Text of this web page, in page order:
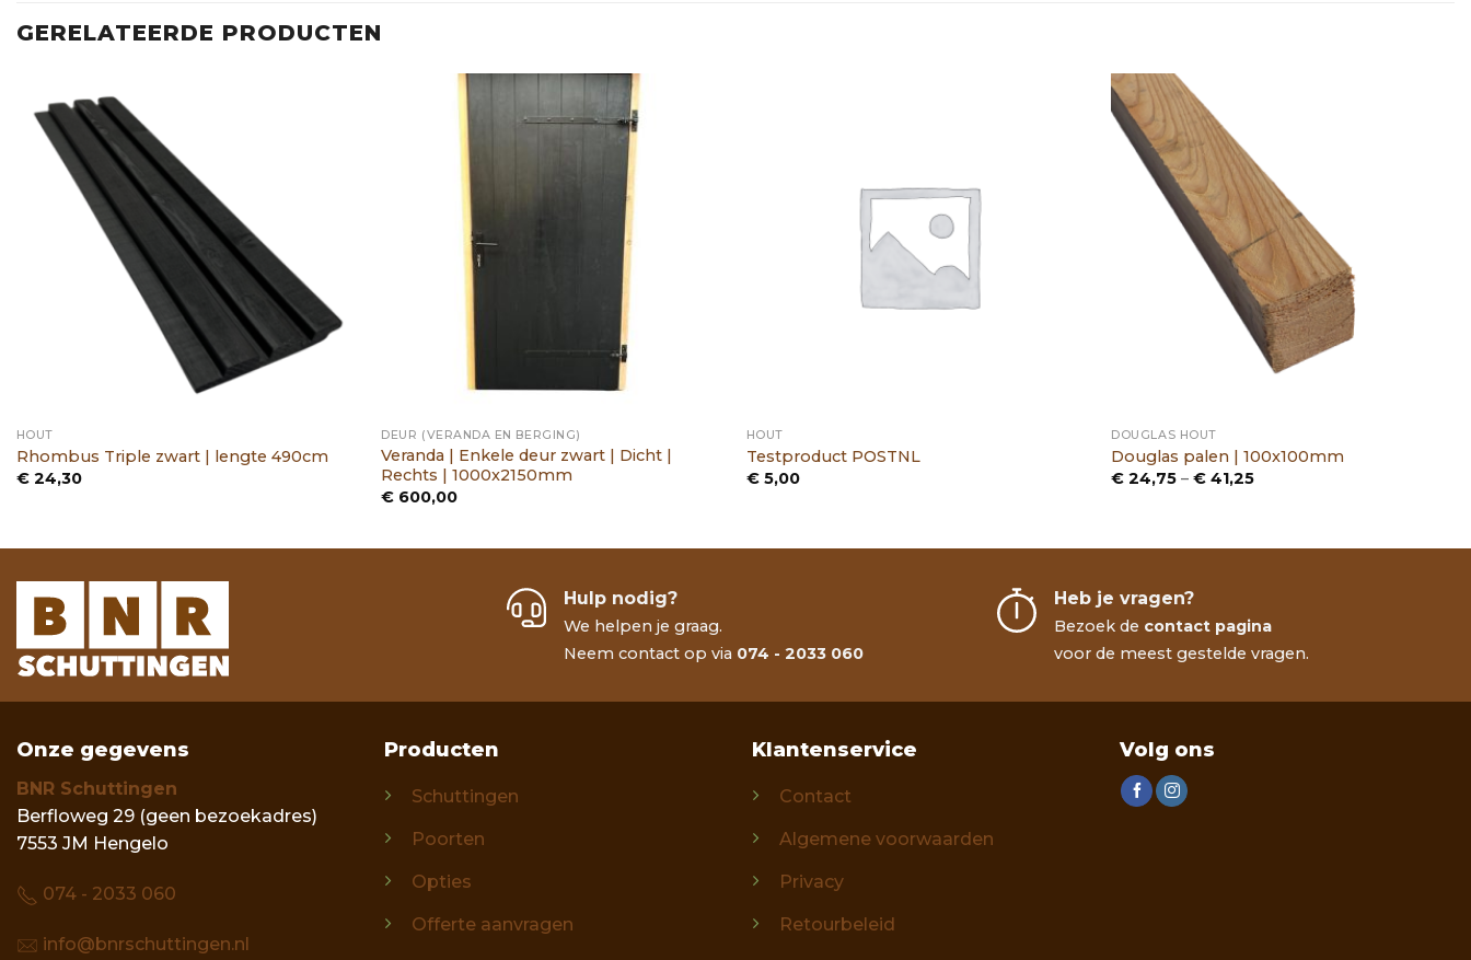
GERELATEERDE PRODUCTEN
HOUT
Rhombus Triple zwart | lengte 490cm
€24,30
DEUR (VERANDA EN BERGING)
Veranda | Enkele deur zwart | Dicht |
Rechts | 1000x2150mm
€ 600,00
HOUT
Testproduct POSTNL
€5,00
DOUGLAS HOUT
Douglas palen | 100x100mm
€ 24,75 – € 41,25Prijsklasse:
Hulp nodig?
We helpen je graag.
Neem contact op via 074 - 2033 060
Heb je vragen?
Bezoek de contact pagina
voor de meest gestelde vragen.
Onze gegevens
BNR Schuttingen
Berfloweg 29 (geen bezoekadres)
7553 JM Hengelo
074 - 2033 060
info@bnrschuttingen.nl
Producten
Schuttingen
Poorten
Opties
Offerte aanvragen
Klantenservice
Contact
Algemene voorwaarden
Privacy
Retourbeleid
Volg ons